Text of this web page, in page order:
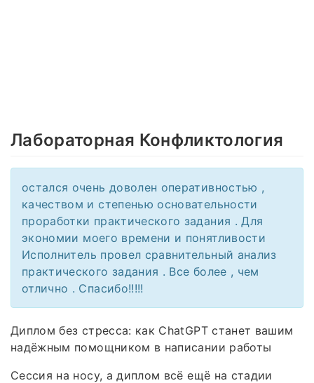
Лабораторная Конфликтология
остался очень доволен оперативностью ,
качеством и степенью основательности
проработки практического задания . Для
экономии моего времени и понятливости
Исполнитель провел сравнительный анализ
практического задания . Все более , чем
отлично . Спасибо!!!!!
Диплом без стресса: как ChatGPT станет вашим
надёжным помощником в написании работы
Сессия на носу, а диплом всё ещё на стадии